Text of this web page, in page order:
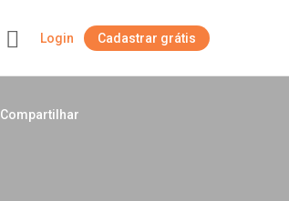
Login Cadastrar grátis
Compartilhar